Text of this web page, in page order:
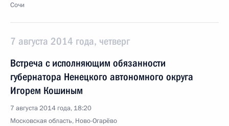
Сочи
7 августа 2014 года, четверг
Встреча с исполняющим обязанности
губернатора Ненецкого автономного округа
Игорем Кошиным
7 августа 2014 года, 18:20
Московская область, Ново-Огарёво